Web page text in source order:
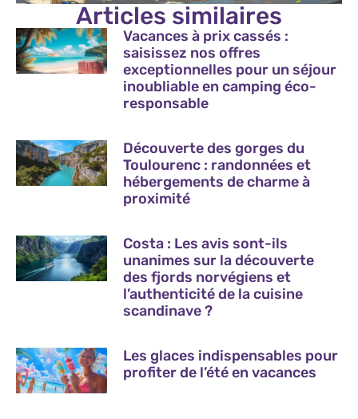
Articles similaires
Vacances à prix cassés :
saisissez nos offres
exceptionnelles pour un séjour
inoubliable en camping éco-
responsable
Découverte des gorges du
Toulourenc : randonnées et
hébergements de charme à
proximité
Costa : Les avis sont-ils
unanimes sur la découverte
des fjords norvégiens et
l’authenticité de la cuisine
scandinave ?
Les glaces indispensables pour
profiter de l’été en vacances